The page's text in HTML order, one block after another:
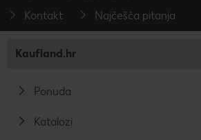
Kontakt Najčešća pitanja
Kaufland.hr
Ponuda
Katalozi